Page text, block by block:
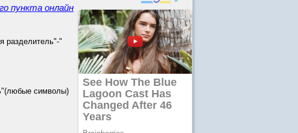
пункта онлайн
разделитель"-"
символы)